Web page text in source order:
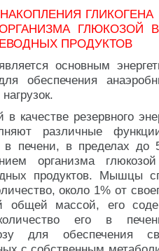
ГЛЮКОЗОЙ
ПРОДУКТОВ
основным
обеспечения
в качестве резервного
различные
в печени, в пределах
организма
продуктов. Мышцы
около 1% от
общей массой, его
его в
для обеспечения